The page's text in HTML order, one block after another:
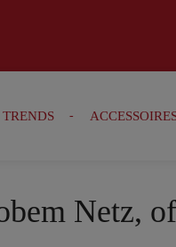
TRENDS
Netz,